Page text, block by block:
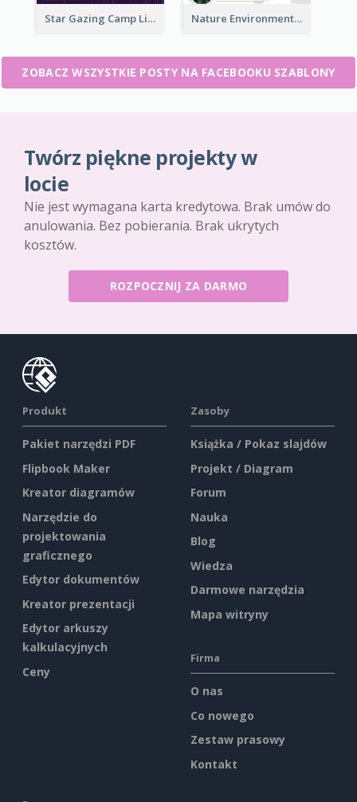
Star Gazing Camp Lifestyle Facebook Post Nature Environment Facebook Post
ZOBACZ WSZYSTKIE POSTY NA FACEBOOKU SZABLONY
Twórz piękne projekty w
locie
Nie jest wymagana karta kredytowa. Brak umów do
anulowania. Bez pobierania. Brak ukrytych
kosztów.
ROZPOCZNIJ ZA DARMO
Produkt
Pakiet narzędzi PDF
Flipbook Maker
Kreator diagramów
Narzędzie do
projektowania
graficznego
Edytor dokumentów
Kreator prezentacji
Edytor arkuszy
kalkulacyjnych
Ceny
Zasoby
Książka / Pokaz slajdów
Projekt / Diagram
Forum
Nauka
Blog
Wiedza
Darmowe narzędzia
Mapa witryny
Firma
O nas
Co nowego
Zestaw prasowy
Kontakt